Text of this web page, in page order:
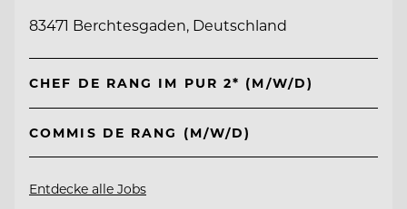
83471 Berchtesgaden, Deutschland
CHEF DE RANG IM PUR 2* (M/W/D)
COMMIS DE RANG (M/W/D)
Entdecke alle Jobs